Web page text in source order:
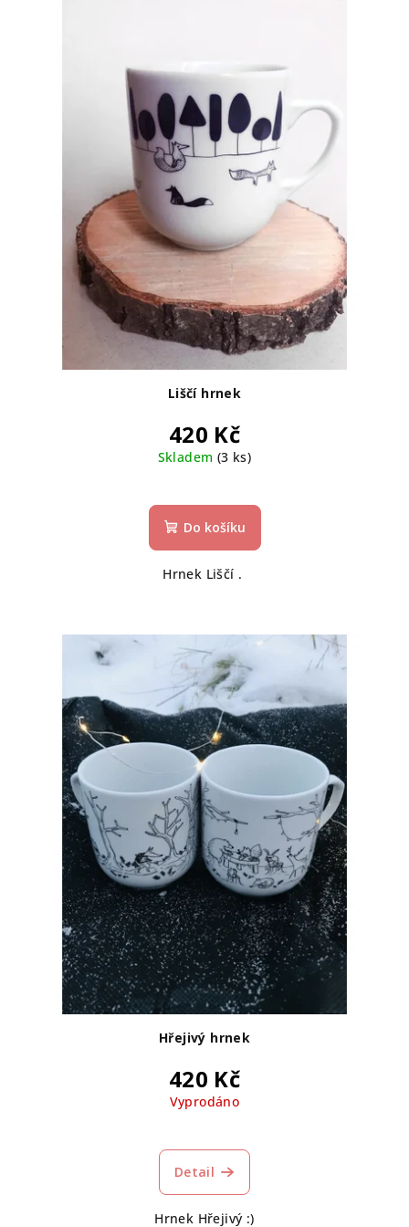
Liščí hrnek
420 Kč
Skladem (3 ks)
Do košíku
Hrnek Liščí .
Hřejivý hrnek
420 Kč
Vyprodáno
hodnocení
produktu
z
Detail
Hrnek Hřejivý :)